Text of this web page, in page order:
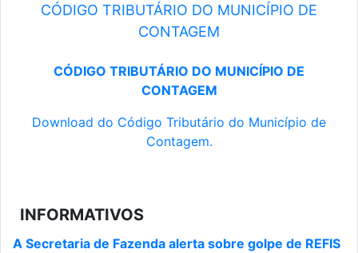
CÓDIGO TRIBUTÁRIO DO MUNICÍPIO DE
CONTAGEM
CÓDIGO TRIBUTÁRIO DO MUNICÍPIO DE
CONTAGEM
Download do Código Tributário do Município de
Contagem.
INFORMATIVOS
A Secretaria de Fazenda alerta sobre golpe de REFIS